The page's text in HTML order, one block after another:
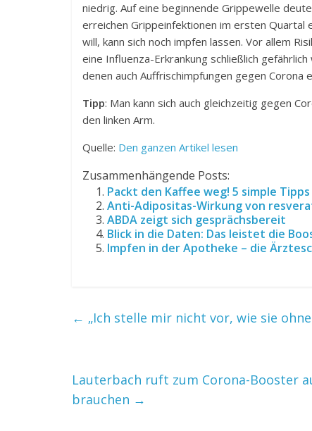
niedrig. Auf eine beginnende Grippewelle
erreichen Grippeinfektionen im ersten Quartal
will, kann sich noch impfen lassen. Vor allem
eine Influenza-Erkrankung schließlich
denen auch Auffrischimpfungen gegen Corona
Tipp: Man kann sich auch gleichzeitig gegen
den linken Arm.
Quelle: Den ganzen Artikel lesen
Zusammenhängende Posts:
Packt den Kaffee weg! 5 simple
Anti-Adipositas-Wirkung von
ABDA zeigt sich gesprächsbereit
Blick in die Daten: Das leistet die
Impfen in der Apotheke – die
← „Ich stelle mir nicht vor, wie sie
Lauterbach ruft zum Corona-Booster
brauchen →